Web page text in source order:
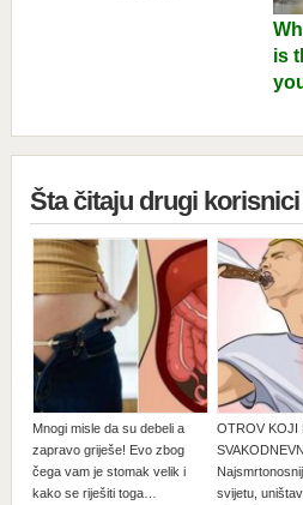
Šta čitaju drugi korisnici
Mnogi misle da su debeli a
zapravo griješe! Evo zbog
čega vam je stomak velik i
kako se riješiti toga…
OTROV KOJI
svijetu,